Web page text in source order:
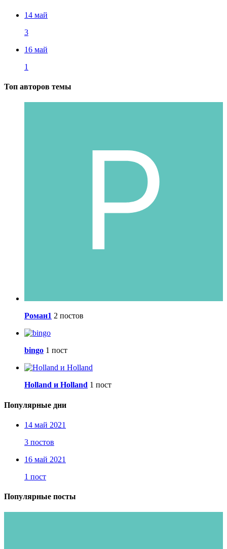
14 май
3
16 май
1
Топ авторов темы
Роман1 2 постов
bingo 1 пост
Holland и Holland 1 пост
Популярные дни
14 май 2021
3 постов
16 май 2021
1 пост
Популярные посты